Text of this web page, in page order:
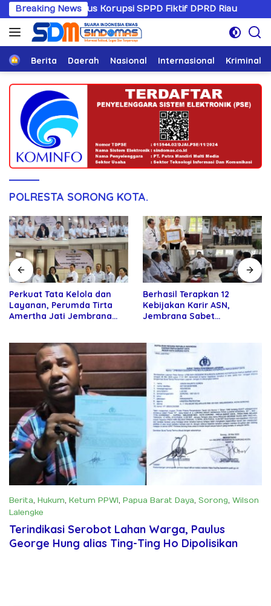
Langsung
ke
konten
Breaking News
Kasus Korupsi SPPD Fiktif DPRD Riau
HomeBerita Daerah Nasional Internasional Kriminal
POLRESTA SORONG KOTA.
Perkuat Tata Kelola dan
Layanan, Perumda Tirta
Amertha Jati Jembrana
Berhasil Terapkan 12
Kebijakan Karir ASN,
Jembrana Sabet
Berita, Hukum, Ketum PPWI, Papua Barat Daya, Sorong, Wilson
Lalengke
Juni 7, 2025
Terindikasi Serobot Lahan Warga, Paulus
George Hung alias Ting-Ting Ho Dipolisikan